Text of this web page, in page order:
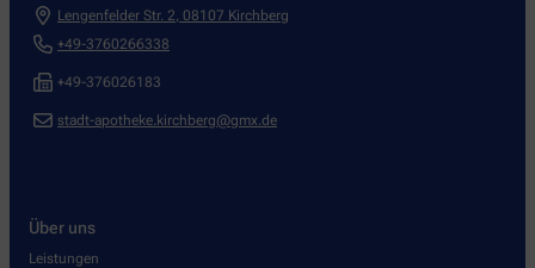
Lengenfelder Str. 2, 08107 Kirchberg
+49-3760266338
+49-376026183
stadt-apotheke.kirchberg@gmx.de
Über uns
Leistungen